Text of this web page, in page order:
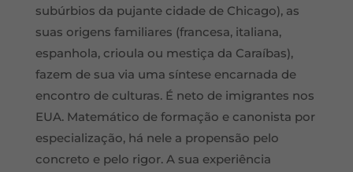
subúrbios da pujante cidade de Chicago), as
suas origens familiares (francesa, italiana,
espanhola, crioula ou mestiça da Caraíbas),
fazem de sua via uma síntese encarnada de
encontro de culturas. É neto de imigrantes nos
EUA. Matemático de formação e canonista por
especialização, há nele a propensão pelo
concreto e pelo rigor. A sua experiência